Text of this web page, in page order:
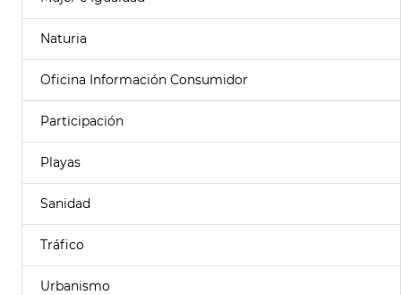
Naturia
Oficina Información Consumidor
Participación
Playas
Sanidad
Tráfico
Urbanismo